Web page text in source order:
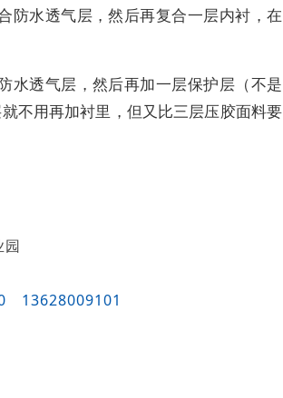
水透气层，然后再复合一层内衬，在
透气层，然后再加一层保护层（不是
不用再加衬里，但又比三层压胶面料要
园
13628009101